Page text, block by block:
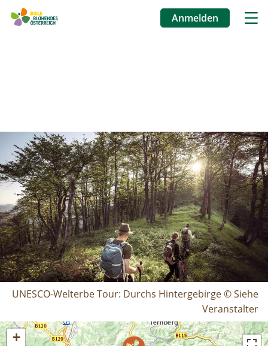
Anmelden
UNESCO-Welterbe Tour: Durchs Hintergebirge © Siehe
Veranstalter
+